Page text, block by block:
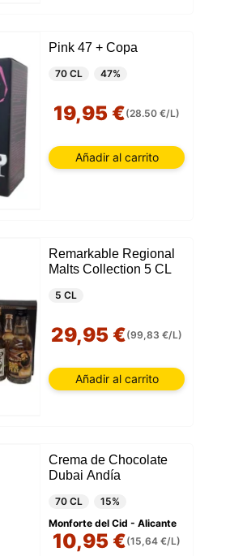
Pink 47 + Copa
70 CL 47%
19,95 €(28.50 €/L)
Añadir al carrito
Remarkable Regional
Malts Collection 5 CL
5 CL
29,95 €(99,83 €/L)
Añadir al carrito
Crema de Chocolate
Dubai Andía
70 CL
15%
Monforte del Cid - Alicante
10,95 €(15,64 €/L)